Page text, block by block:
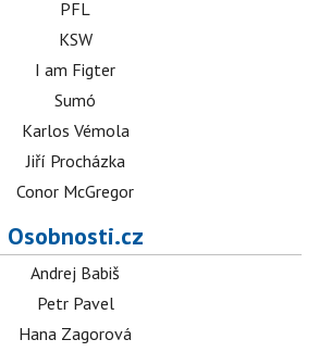
PFL
KSW
I am Figter
Sumó
Karlos Vémola
Jiří Procházka
Conor McGregor
Osobnosti.cz
Andrej Babiš
Petr Pavel
Hana Zagorová